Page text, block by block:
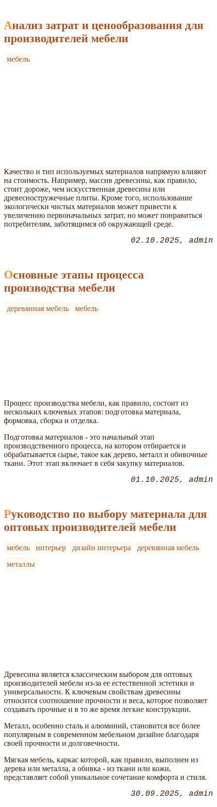
Анализ затрат и ценообразования для
производителей мебели
мебель
Качество и тип используемых материалов напрямую влияют
на стоимость. Например, массив древесины, как правило,
стоит дороже, чем искусственная древесина или
древесностружечные плиты. Кроме того, использование
экологически чистых материалов может привести к
увеличению первоначальных затрат, но может понравиться
потребителям, заботящимся об окружающей среде.
02.10.2025 admin
Основные этапы процесса
производства мебели
деревянная мебель мебель
Процесс производства мебели, как правило, состоит из
нескольких ключевых этапов: подготовка материала,
формовка, сборка и отделка.
Подготовка материалов - это начальный этап
производственного процесса, на котором отбирается и
обрабатывается сырье, такое как дерево, металл и обивочные
ткани. Этот этап включает в себя закупку материалов.
01.10.2025 admin
Руководство по выбору материала для
оптовых производителей мебели
мебель интерьер дизайн интерьера
деревянная мебель
металлы
Древесина является классическим выбором для оптовых
производителей мебели из-за ее естественной эстетики и
универсальности. К ключевым свойствам древесины
относится соотношение прочности и веса, которое позволяет
создавать прочные и в то же время легкие конструкции.
Металл, особенно сталь и алюминий, становится все более
популярным в современном мебельном дизайне благодаря
своей прочности и долговечности.
Мягкая мебель, каркас которой, как правило, выполнен из
дерева или металла, а обивка - из ткани или кожи,
представляет собой уникальное сочетание комфорта и стиля.
30.09.2025 admin